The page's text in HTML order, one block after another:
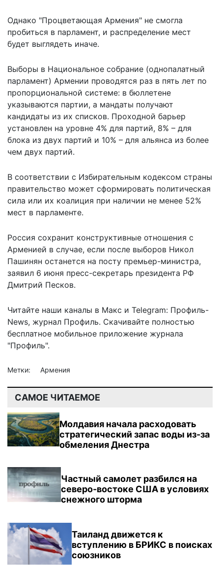
Однако "Процветающая Армения" не смогла
пробиться в парламент, и распределение мест
будет выглядеть иначе.
Выборы в Национальное собрание (однопалатный
парламент) Армении проводятся раз в пять лет по
пропорциональной системе: в бюллетене
указываются партии, а мандаты получают
кандидаты из их списков. Проходной барьер
установлен на уровне 4% для партий, 8% – для
блока из двух партий и 10% – для альянса из более
чем двух партий.
В соответствии с Избирательным кодексом страны
правительство может сформировать политическая
сила или их коалиция при наличии не менее 52%
мест в парламенте.
Россия сохранит конструктивные отношения с
Арменией в случае, если после выборов Никол
Пашинян останется на посту премьер-министра,
заявил 6 июня пресс-секретарь президента РФ
Дмитрий Песков.
Читайте наши каналы в Макс и Telegram: Профиль-
News, журнал Профиль. Скачивайте полностью
бесплатное мобильное приложение журнала
"Профиль".
Метки: Армения
САМОЕ ЧИТАЕМОЕ
Молдавия начала расходовать
стратегический запас воды из-за
обмеления Днестра
Частный самолет разбился на
северо-востоке США в условиях
снежного шторма
Таиланд движется к
вступлению в БРИКС в поисках
союзников